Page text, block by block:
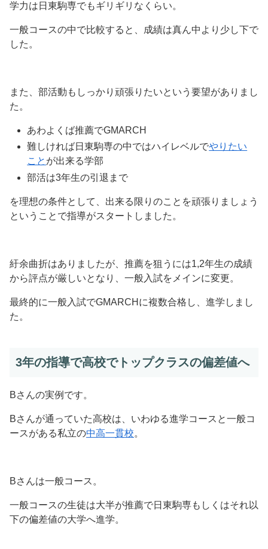
学力は日東駒専でもギリギリなくらい。
一般コースの中で比較すると、成績は真ん中より少し下で
した。
また、部活動もしっかり頑張りたいという要望がありまし
た。
あわよくば推薦でGMARCH
難しければ日東駒専の中ではハイレベルでやりたい
こと が出来る学部
部活は3年生の引退まで
を理想の条件として、出来る限りのことを頑張りましょう
ということで指導がスタートしました。
紆余曲折はありましたが、推薦を狙うには1,2年生の成績
から評点が厳しいとなり、一般入試をメインに変更。
最終的に一般入試でGMARCHに複数合格し、進学しまし
た。
3年の指導で高校でトップクラスの偏差値へ
Bさんの実例です。
Bさんが通っていた高校は、いわゆる進学コースと一般コ
ースがある私立の中高一貫校。
Bさんは一般コース。
一般コースの生徒は大半が推薦で日東駒専もしくはそれ以
下の偏差値の大学へ進学。